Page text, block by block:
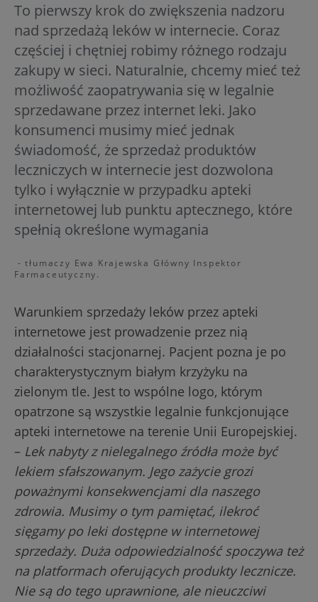
To pierwszy krok do zwiększenia nadzoru
nad sprzedażą leków w internecie. Coraz
częściej i chętniej robimy różnego rodzaju
zakupy w sieci. Naturalnie, chcemy mieć też
możliwość zaopatrywania się w legalnie
sprzedawane przez internet leki. Jako
konsumenci musimy mieć jednak
świadomość, że sprzedaż produktów
leczniczych w internecie jest dozwolona
tylko i wyłącznie w przypadku apteki
internetowej lub punktu aptecznego, które
spełnią określone wymagania
- tłumaczy Ewa Krajewska Główny Inspektor
Farmaceutyczny.
Warunkiem sprzedaży leków przez apteki
internetowe jest prowadzenie przez nią
działalności stacjonarnej. Pacjent pozna je po
charakterystycznym białym krzyżyku na
zielonym tle. Jest to wspólne logo, którym
opatrzone są wszystkie legalnie funkcjonujące
apteki internetowe na terenie Unii Europejskiej.
– Lek nabyty z nielegalnego źródła może być
lekiem sfałszowanym. Jego zażycie grozi
poważnymi konsekwencjami dla naszego
zdrowia. Musimy o tym pamiętać, ilekroć
sięgamy po leki dostępne w internetowej
sprzedaży. Duża odpowiedzialność spoczywa też
na platformach oferujących produkty lecznicze.
Nie są do tego uprawnione, ale nieuczciwi